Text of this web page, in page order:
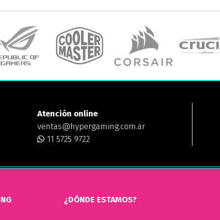
Atención online
ventas@hypergaming.com.ar
11 5725 9722
¿DÓNDE ESTAMOS?